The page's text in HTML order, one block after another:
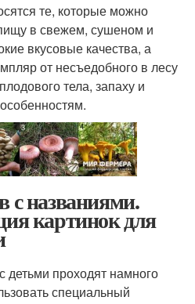
те, которые можно
в свежем, сушеном и
вкусовые качества, а
от несъедобного в лесу
тела, запаху и
с названиями.
картинок для
детьми проходят намного
специальный